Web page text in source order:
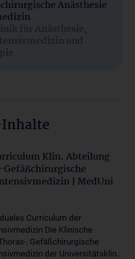
Anästhesie
für Anästhesie,
und
Klin. Abteilung
| MedUni
Curriculum der
Die Klinische
, Gefäßchirurgische
der Universitätsklin...